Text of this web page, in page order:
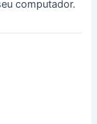
computador.